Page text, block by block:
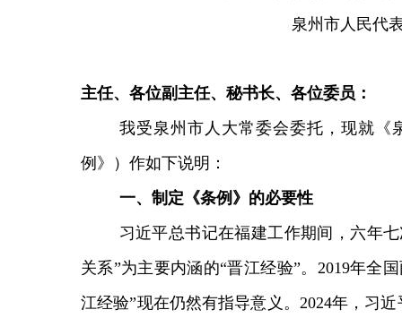
泉州市人民代
主任、各位副主任、秘书长、各位委员：
我受泉州市人大常委会委托，现就《
例》）作如下说明：
一、 制定《条例》的必要性
习近平总书记在福建工作期间，六年
关系”为主要内涵的“晋江经验”。2019年全
江经验”现在仍然有指导意义。2024年，习